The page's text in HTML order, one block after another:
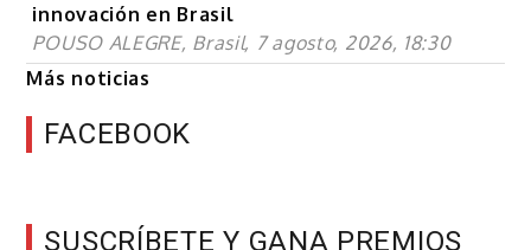
innovación en Brasil
POUSO ALEGRE, Brasil, 7 agosto, 2026, 18:30
Más noticias
FACEBOOK
SUSCRÍBETE Y GANA PREMIOS